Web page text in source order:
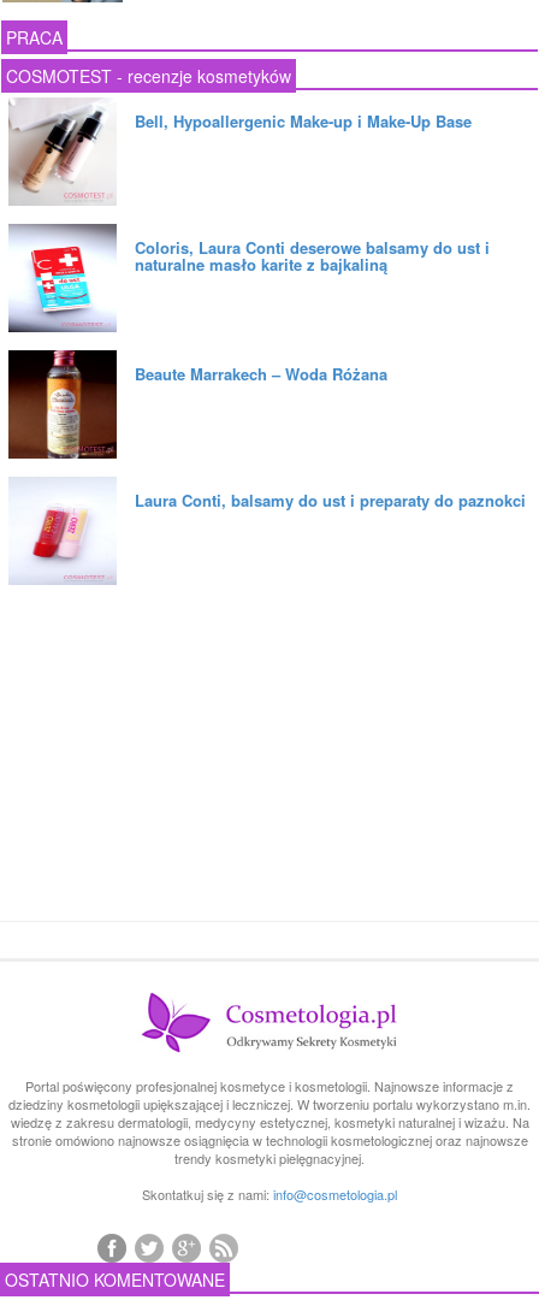
PRACA
COSMOTEST - recenzje kosmetyków
Bell, Hypoallergenic Make-up i Make-Up Base
Coloris, Laura Conti deserowe balsamy do ust i
naturalne masło karite z bajkaliną
Beaute Marrakech – Woda Różana
Laura Conti, balsamy do ust i preparaty do paznokci
Portal poświęcony profesjonalnej kosmetyce i kosmetologii. Najnowsze informacje z
dziedziny kosmetologii upiększającej i leczniczej. W tworzeniu portalu wykorzystano m.in.
wiedzę z zakresu dermatologii, medycyny estetycznej, kosmetyki naturalnej i wizażu. Na
stronie omówiono najnowsze osiągnięcia w technologii kosmetologicznej oraz najnowsze
trendy kosmetyki pielęgnacyjnej.
Skontatkuj się z nami: info@cosmetologia.pl
OSTATNIO KOMENTOWANE